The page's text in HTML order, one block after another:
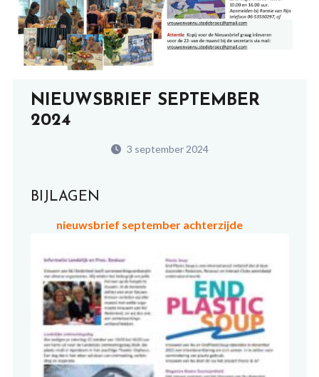
NIEUWSBRIEF SEPTEMBER
2024
3 september 2024
BIJLAGEN
nieuwsbrief september achterzijde